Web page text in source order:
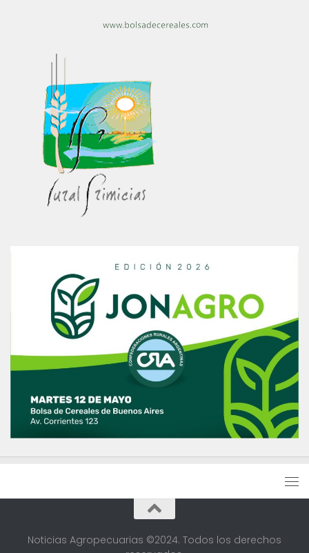
Noticias Agropecuarias ©2024. Todos los derechos